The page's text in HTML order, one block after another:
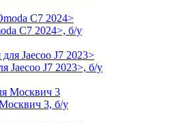
C7 2024>, б/у
Jaecoo J7 2023>, б/у
3, б/у